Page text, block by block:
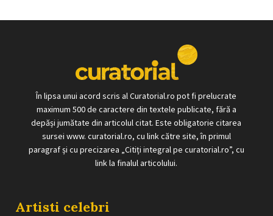
În lipsa unui acord scris al Curatorial.ro pot fi prelucrate
maximum 500 de caractere din textele publicate, fără a
depăși jumătate din articolul citat. Este obligatorie citarea
sursei www. curatorial.ro, cu link către site, în primul
paragraf și cu precizarea „Citiți integral pe curatorial.ro”, cu
link la finalul articolului.
Artisti celebri